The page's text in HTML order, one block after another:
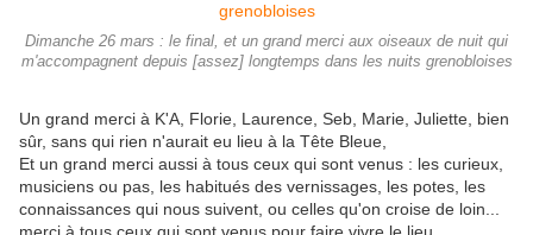
Dimanche 26 mars : le final, et un grand merci aux oiseaux de nuit qui
m'accompagnent depuis [assez] longtemps dans les nuits grenobloises
Un grand merci à K'A, Florie, Laurence, Seb, Marie, Juliette, bien
sûr, sans qui rien n'aurait eu lieu à la Tête Bleue,
Et un grand merci aussi à tous ceux qui sont venus : les curieux,
musiciens ou pas, les habitués des vernissages, les potes, les
connaissances qui nous suivent, ou celles qu'on croise de loin...